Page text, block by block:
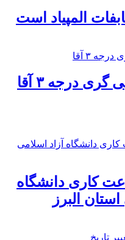
المپیاد است
درجه ۳ آقا
کاری دانشگاه
البرز